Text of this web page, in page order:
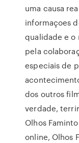
uma causa
informaçoes
qualidade e o
pela
especiais de
dos outros
verdade,
Olhos
online, Olhos